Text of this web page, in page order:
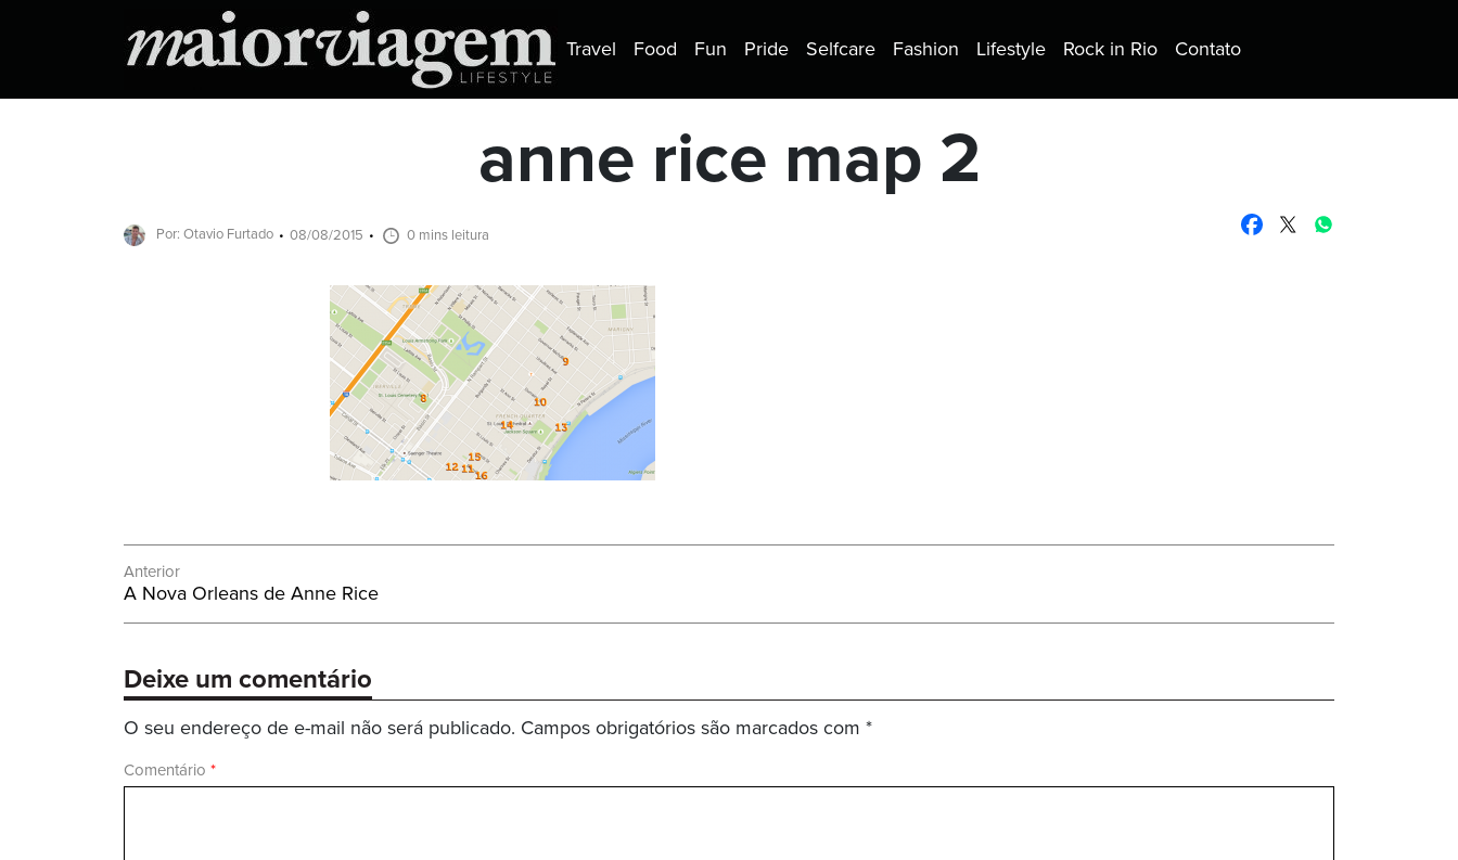
Travel Food Fun Pride Selfcare Fashion Lifestyle Rock in Rio Contato
anne rice map 2
Por: Otavio Furtado 08/08/2015 0 mins leitura
Navegação
de
Anterior
Post
Anterior:
A Nova Orleans de Anne Rice
Deixe um comentário
O seu endereço de e-mail não será publicado. Campos obrigatórios são marcados com *
Comentário *